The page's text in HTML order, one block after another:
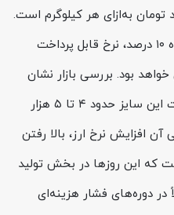
تماس بگیرید تومان به‌ازای هر کیلوگرم است.
با احتساب مالیات بر ارزش افزوده ۱۰ درصد، نرخ قابل پرداخت
بود. بررسی بازار نشان
می‌دهد که در هفته گذشته قیمت این سایز حدود ۴ تا ۵ هزار
افزایش نرخ ارز، بالا رفتن
که این روزها در بخش تولید
در دوره‌های فشار هزینه‌ای